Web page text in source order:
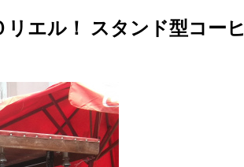
リエル！ スタンド型コーヒ